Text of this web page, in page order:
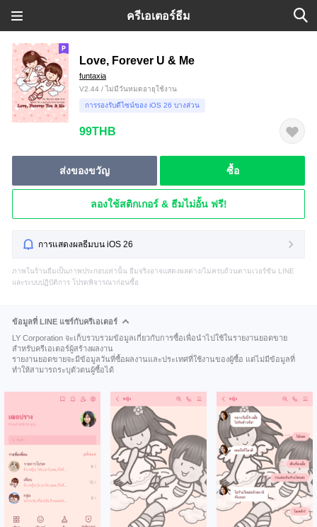
ครีเอเตอร์ธีม
Love, Forever U & Me
funtaxia
V2.44 / ไม่มีวันหมดอายุใช้งาน
การรองรับดีไซน์ของ iOS 26 บางส่วน
99THB
ส่งของขวัญ ซื้อ
ลองใช้สติกเกอร์ & ธีมไม่อั้น ฟรี!
การแสดงผลธีมบน iOS 26
ภาพในร้านธีมเป็นภาพประกอบเท่านั้น ธีมจริงอาจแสดงผลต่าง/ไม่ครบถ้วนตามเวอร์ชัน LINE
และระบบปฏิบัติการ โปรดพิจารณาก่อนซื้อ
ข้อมูลที่ LINE แชร์กับครีเอเตอร์
LY Corporation จะเก็บรวบรวมข้อมูลเกี่ยวกับการซื้อเพื่อนำไปใช้ในรายงานยอดขาย
สำหรับครีเอเตอร์ผู้สร้างผลงาน
รายงานยอดขายจะมีข้อมูลวันที่ซื้อผลงานและประเทศที่ใช้งานของผู้ซื้อ แต่ไม่มีข้อมูลที่
ทำให้สามารถระบุตัวตนผู้ซื้อได้